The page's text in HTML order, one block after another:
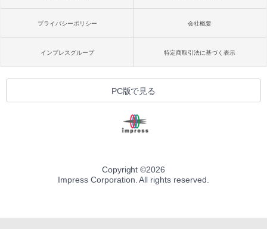
プライバシーポリシー 会社概要
インプレスグループ 特定商取引法に基づく表示
PC版で見る
Copyright ©2026
Impress Corporation. All rights reserved.